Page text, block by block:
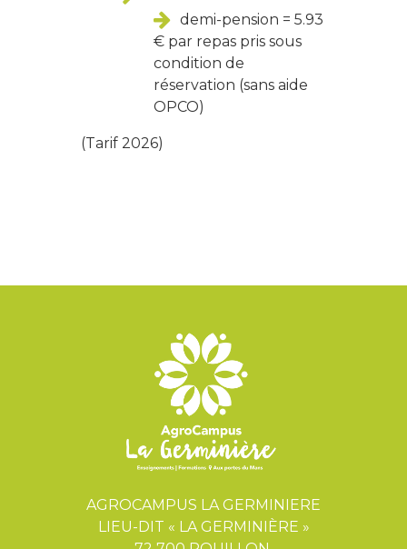
demi-pension = 5.93
€ par repas pris sous
condition de
réservation (sans aide
OPCO)
(Tarif 2026)
AGROCAMPUS LA GERMINIERE
LIEU-DIT « LA GERMINIÈRE »